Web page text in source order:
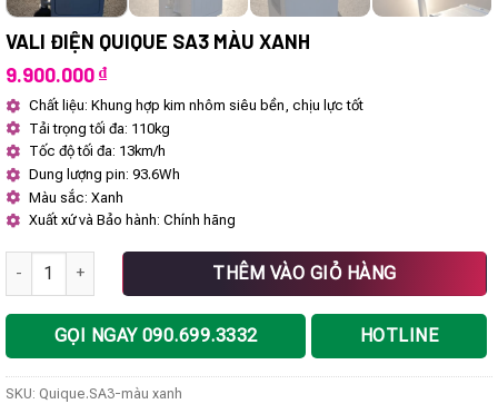
VALI ĐIỆN QUIQUE SA3 MÀU XANH
9.900.000 ₫
Chất liệu: Khung hợp kim nhôm siêu bền, chịu lực tốt
Tải trọng tối đa: 110kg
Tốc độ tối đa: 13km/h
Dung lượng pin: 93.6Wh
Màu sắc: Xanh
Xuất xứ và Bảo hành: Chính hãng
Vali điện Quique SA3 màu xanh số lượngTHÊM VÀO GIỎ HÀNG
GỌI NGAY 090.699.3332 HOTLINE
SKU: Quique.SA3-màu xanh